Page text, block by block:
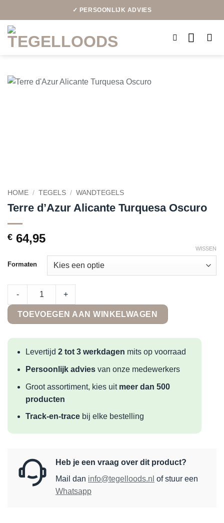
naar
inhoud
✓ PERSOONLIJK ADVIES
HOME / TEGELS / WANDTEGELS
Terre d’Azur Alicante Turquesa Oscuro
€ 64,95
Formaten
WISSEN
Terre d'Azur Alicante Turquesa Oscuro quantity
- +
TOEVOEGEN AAN WINKELWAGEN
Levertijd 2 tot 3 werkdagen mits op voorraad
Persoonlijk adviesvan onze medewerkers
Groot assortiment, kies uit meer dan 500
producten
Track-en-tracebij elke bestelling
Heb je een vraag over dit product?
Mail dan info@tegelloods.nl of stuur een
Whatsapp